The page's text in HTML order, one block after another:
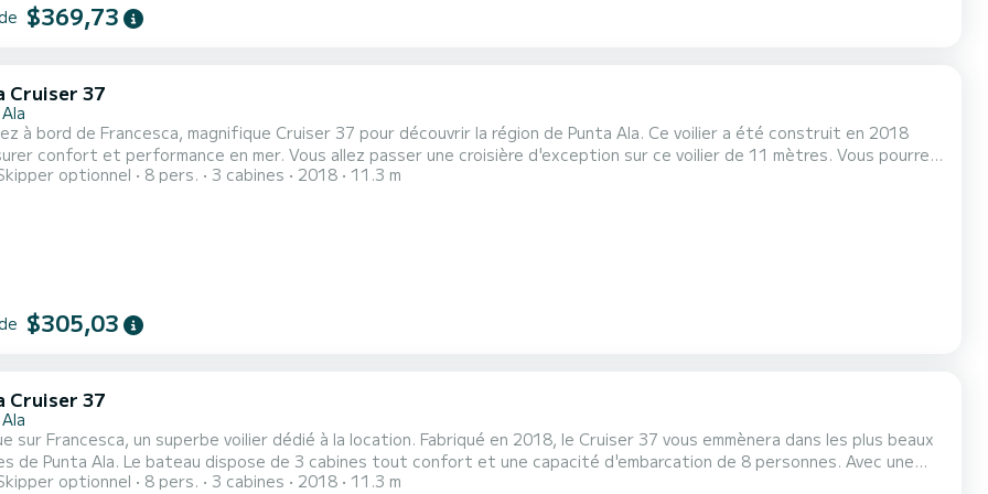
$369,73
Cruiser 37
à bord de Francesca, magnifique Cruiser 37 pour découvrir la région de Punta Ala. Ce voilier a été construit en 2018
en mer. Vous allez passer une croisière d'exception sur ce voilier de 11 mètres. Vous pourrez
8 personnes en navigation et profiter de ses 3 cabines tout confort. Ce Cruiser 37 est pourvu de 1 toilette avec
optionnel 8 pers. 3 cabines 2018 11.3 m
$305,03
Cruiser 37
sur Francesca, un superbe voilier dédié à la location. Fabriqué en 2018, le Cruiser 37 vous emmènera dans les plus beaux
3 cabines tout confort et une capacité d'embarcation de 8 personnes. Avec une
totale de 11 mètres, il sera votre meilleur allié pour passer des vacances extraordinaires sur l'eau dans les environs
optionnel 8 pers. 3 cabines 2018 11.3 m